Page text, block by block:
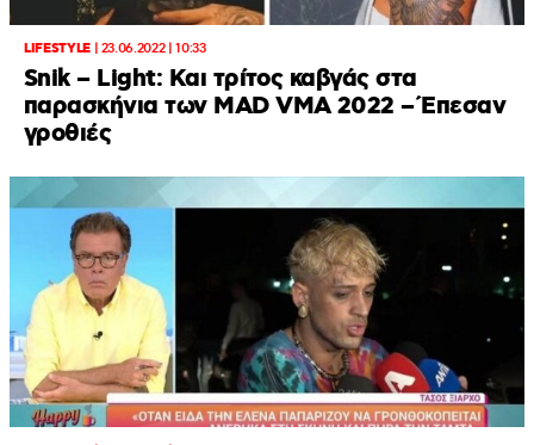
LIFESTYLE| 23.06.2022 | 10:33
Snik – Light: Και τρίτος καβγάς στα
παρασκήνια των MAD VMA 2022 – Έπεσαν
γροθιές